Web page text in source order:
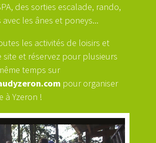
des sorties escalade, rando,
avec les ânes et poneys...
les activités de loisirs et
site et réservez pour plusieurs
temps sur
pour organiser
à Yzeron !